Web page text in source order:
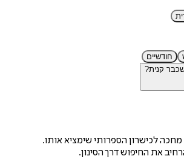
חודשיים
קנית?
לכישרון הספרותי שימציא אותו.
את החיפוש דרך הסינון.